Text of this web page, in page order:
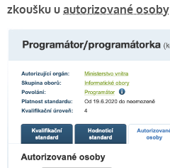
zkoušku u autorizované osoby